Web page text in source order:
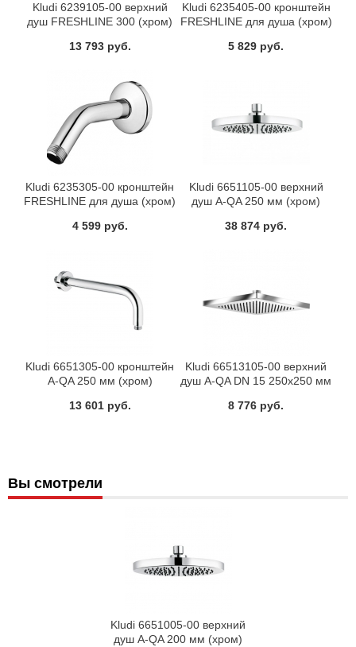
Kludi 6239105-00 верхний
душ FRESHLINE 300 (хром)
13 793 руб.
Kludi 6235405-00 кронштейн
FRESHLINE для душа (хром)
5 829 руб.
Kludi 6235305-00 кронштейн
FRESHLINE для душа (хром)
4 599 руб.
Kludi 6651105-00 верхний
душ A-QA 250 мм (хром)
38 874 руб.
Kludi 6651305-00 кронштейн
A-QA 250 мм (хром)
13 601 руб.
Kludi 66513105-00 верхний
душ A-QA DN 15 250х250 мм
8 776 руб.
Вы смотрели
Kludi 6651005-00 верхний
душ A-QA 200 мм (хром)